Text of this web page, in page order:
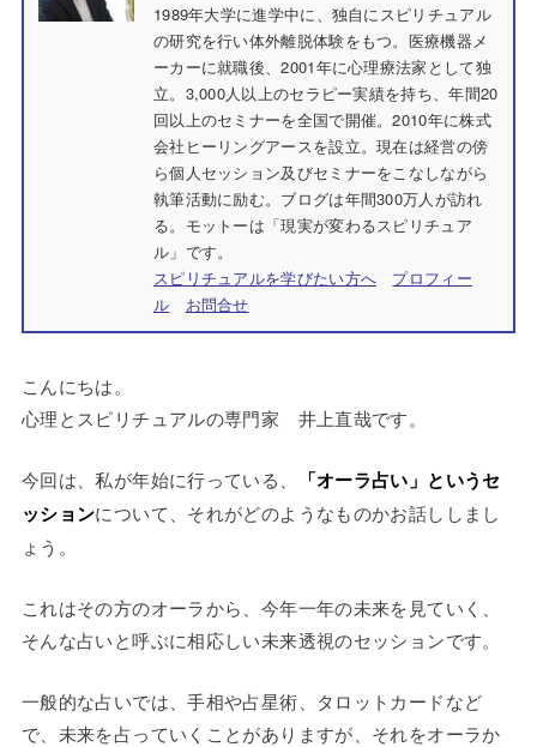
1989年大学に進学中に、独自にスピリチュアル
の研究を行い体外離脱体験をもつ。医療機器メ
ーカーに就職後、2001年に心理療法家として独
立。3,000人以上のセラピー実績を持ち、年間20
回以上のセミナーを全国で開催。2010年に株式
会社ヒーリングアースを設立。現在は経営の傍
ら個人セッション及びセミナーをこなしながら
執筆活動に励む。ブログは年間300万人が訪れ
る。モットーは「現実が変わるスピリチュア
ル」です。
スピリチュアルを学びたい方へ
プロフィー
ル
お問合せ
こんにちは。
心理とスピリチュアルの専門家 井上直哉です。
今回は、私が年始に行っている、
「オーラ占い」というセ
ッションについて、それがどのようなものかお話ししまし
ょう。
これはその方のオーラから、今年一年の未来を見ていく、
そんな占いと呼ぶに相応しい未来透視のセッションです。
一般的な占いでは、手相や占星術、タロットカードなど
で、未来を占っていくことがありますが、それをオーラか